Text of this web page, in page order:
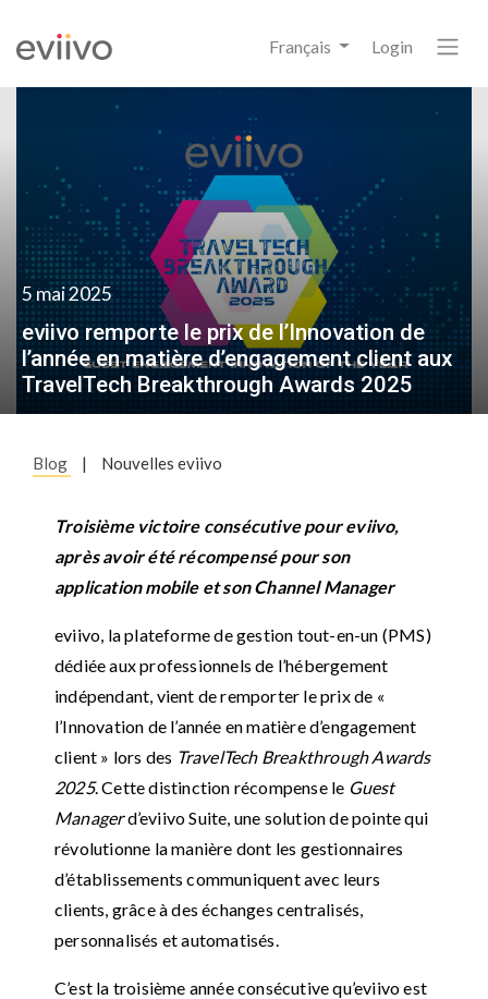
Français Login
5 mai 2025
eviivo remporte le prix de l’Innovation de
l’année en matière d’engagement client aux
TravelTech Breakthrough Awards 2025
Blog | Nouvelles eviivo
Troisième victoire consécutive pour eviivo,
après avoir été récompensé pour son
application mobile et son Channel Manager
eviivo, la plateforme de gestion tout-en-un (PMS)
dédiée aux professionnels de l’hébergement
indépendant, vient de remporter le prix de «
l’Innovation de l’année en matière d’engagement
client » lors des TravelTech Breakthrough Awards
2025. Cette distinction récompense le Guest
Managerd’eviivo Suite, une solution de pointe qui
révolutionne la manière dont les gestionnaires
d’établissements communiquent avec leurs
clients, grâce à des échanges centralisés,
personnalisés et automatisés.
C’est la troisième année consécutive qu’eviivo est